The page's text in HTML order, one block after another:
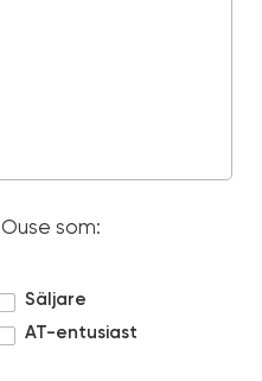
som:
Säljare
AT-entusiast